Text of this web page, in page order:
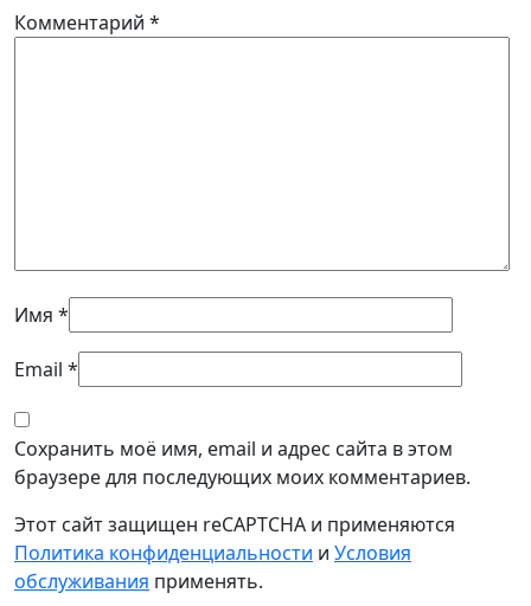
Комментарий *
Имя *
Email *
Сохранить моё имя, email и адрес сайта в этом
браузере для последующих моих комментариев.
Этот сайт защищен reCAPTCHA и применяются
Политика конфиденциальности и Условия
обслуживания применять.